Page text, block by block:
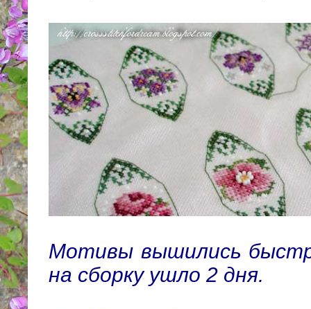
Мотивы вышились
на сборку ушло 2 дня.